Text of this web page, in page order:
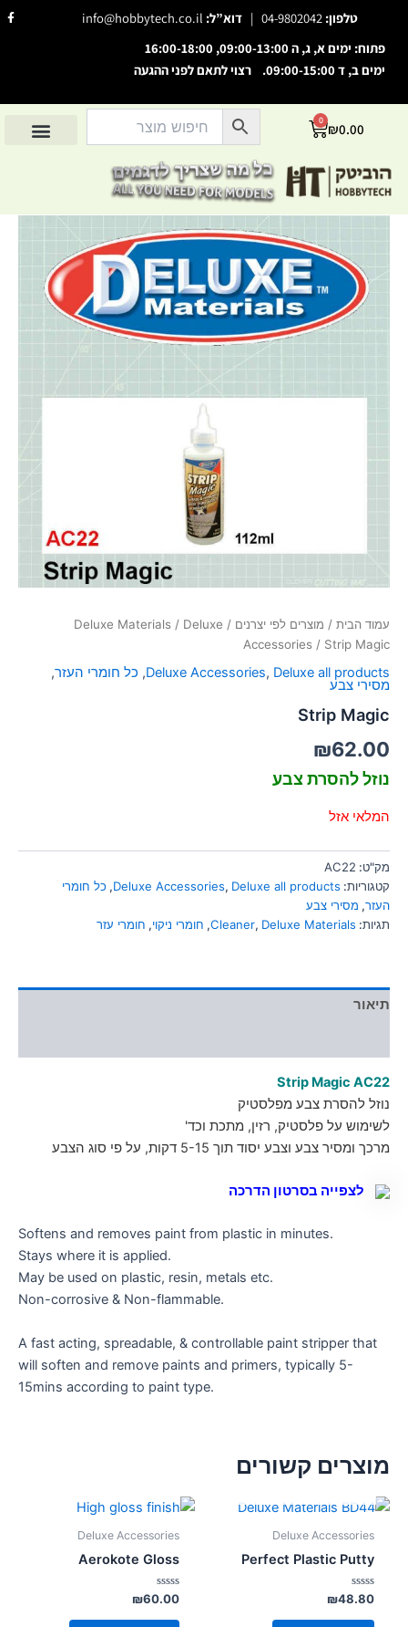
visibility_off השבת את ההבזקים
סמן כותרות
settings צבע רקע
zoom_out זום (הקטנה)
זום (הגדלה)
remove_circle_outline הקטנת גופן
add_circle_outline הגדלת גופן
spellcheck גופן קריא
brightness_high
סמן קישורים
לאפס
את
כל
האפשרויות
cached
טלפון: 04-9802042
| דוא”ל: info@hobbytech.co.il
F
a
פתוח: ימים א, ג, ה 09:00-13:00, 16:00-18:00
ימים ב, ד 09:00-15:00. רצוי לתאם לפני ההגעה
₪0.00
0
עגלת
עמוד הבית / מוצרים לפי יצרנים /
Deluxe Materials / Deluxe
Accessories / Strip Magic
Deluxe Accessories, Deluxe all products
, כל חומרי העזר,
מסירי צבע
Strip Magic
₪62.00
נוזל להסרת צבע
המלאי אזל
מק"ט: AC22
קטגוריות:
Deluxe Accessories, Deluxe all products
, כל חומרי
העזר, מסירי צבע
תגיות:
Cleaner, Deluxe Materials
, חומרי ניקוי, חומרי עזר
תיאור
Strip Magic AC22
נוזל להסרת צבע מפלסטיק
לשימוש על פלסטיק, רזין, מתכת וכד'
מרכך ומסיר צבע וצבע יסוד תוך 5-15 דקות, על פי סוג הצבע
לצפייה בסרטון הדרכה
Softens and removes paint from plastic in minutes.
Stays where it is applied.
May be used on plastic, resin, metals etc.
Non-corrosive & Non-flammable.
A fast acting, spreadable, & controllable paint stripper that
will soften and remove paints and primers, typically 5-
15mins according to paint type.
מוצרים קשורים
Deluxe Accessories
Perfect Plastic Putty
דורג
0
מתוך
₪48.80
Deluxe Accessories
Aerokote Gloss
דורג
0
מתוך
₪60.00